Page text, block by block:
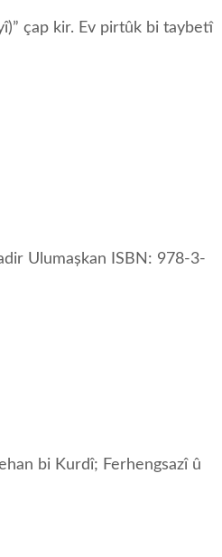
çap kir. Ev pirtûk bi taybetî
Ulumașkan ISBN: 978-3-
bi Kurdî; Ferhengsazî û